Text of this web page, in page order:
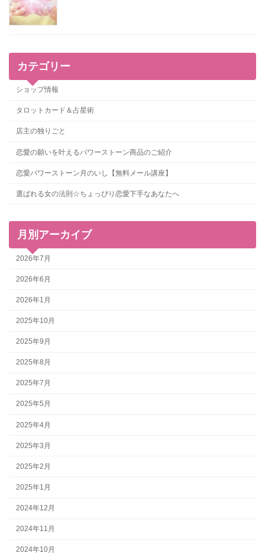
カテゴリー
ショップ情報
タロットカード＆占星術
店主の独りごと
恋愛の願いを叶えるパワーストーン商品のご紹介
恋愛パワーストーン月のいし【無料メール講座】
選ばれる女の法則☆ちょっぴり恋愛下手なあなたへ
月別アーカイブ
2026年7月
2026年6月
2026年1月
2025年10月
2025年9月
2025年8月
2025年7月
2025年5月
2025年4月
2025年3月
2025年2月
2025年1月
2024年12月
2024年11月
2024年10月